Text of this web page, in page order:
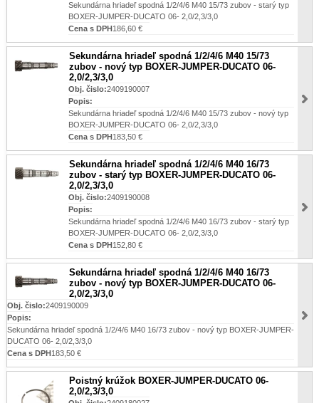
Sekundárna hriadeľ spodná 1/2/4/6 M40 15/73 zubov - starý typ
BOXER-JUMPER-DUCATO 06- 2,0/2,3/3,0
Cena s DPH186,60 €
Sekundárna hriadeľ spodná 1/2/4/6 M40 15/73
zubov - nový typ BOXER-JUMPER-DUCATO 06-
2,0/2,3/3,0
Obj. čislo:2409190007
Popis:
Sekundárna hriadeľ spodná 1/2/4/6 M40 15/73 zubov - nový typ
BOXER-JUMPER-DUCATO 06- 2,0/2,3/3,0
Cena s DPH183,50 €
Sekundárna hriadeľ spodná 1/2/4/6 M40 16/73
zubov - starý typ BOXER-JUMPER-DUCATO 06-
2,0/2,3/3,0
Obj. čislo:2409190008
Popis:
Sekundárna hriadeľ spodná 1/2/4/6 M40 16/73 zubov - starý typ
BOXER-JUMPER-DUCATO 06- 2,0/2,3/3,0
Cena s DPH152,80 €
Sekundárna hriadeľ spodná 1/2/4/6 M40 16/73
zubov - nový typ BOXER-JUMPER-DUCATO 06-
2,0/2,3/3,0
Obj. čislo:2409190009
Popis:
Sekundárna hriadeľ spodná 1/2/4/6 M40 16/73 zubov - nový typ BOXER-JUMPER-
DUCATO 06- 2,0/2,3/3,0
Cena s DPH183,50 €
Poistný krúžok BOXER-JUMPER-DUCATO 06-
2,0/2,3/3,0